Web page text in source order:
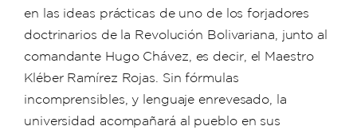
en las ideas prácticas de uno de los forjadores
doctrinarios de la Revolución Bolivariana, junto al
comandante Hugo Chávez, es decir, el Maestro
Kléber Ramírez Rojas. Sin fórmulas
incomprensibles, y lenguaje enrevesado, la
universidad acompañará al pueblo en sus